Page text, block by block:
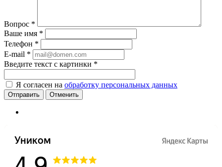
Вопрос *
Ваше имя *
Телефон *
E-mail *
Введите текст с картинки *
Я согласен на обработку персональных данных
Отменить